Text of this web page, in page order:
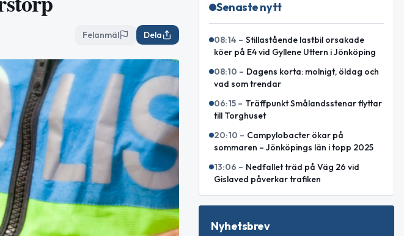
Felanmäl Dela
Senaste nytt
08:14 – Stillastående lastbil orsakade
köer på E4 vid Gyllene Uttern i Jönköping
08:10 – Dagens korta: molnigt, öldag och
vad som trendar
06:15 – Träffpunkt Smålandsstenar flyttar
till Torghuset
20:10 – Campylobacter ökar på
sommaren – Jönköpings län i topp 2025
13:06 – Nedfallet träd på Väg 26 vid
Gislaved påverkar trafiken
Nyhetsbrev